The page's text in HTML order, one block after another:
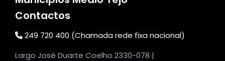
Contactos
249 720 400 (Chamada rede fixa nacional)
Largo José Duarte Coelho 2330-078 |